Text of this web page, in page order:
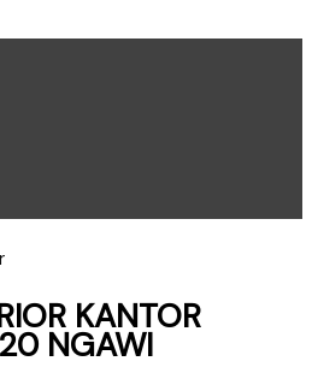
KANTOR
NGAWI